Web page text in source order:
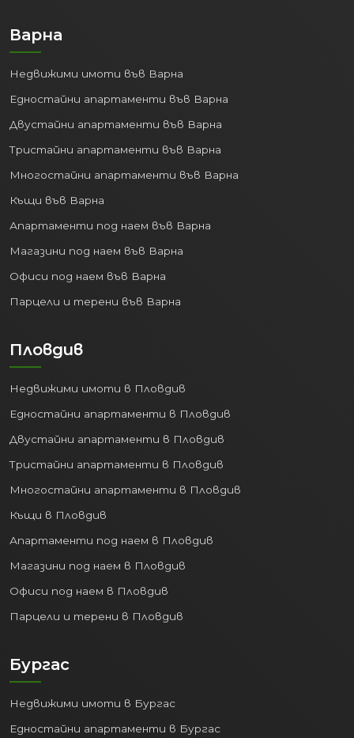
Варна
Недвижими имоти във Варна
Едностайни апартаменти във Варна
Двустайни апартаменти във Варна
Тристайни апартаменти във Варна
Многостайни апартаменти във Варна
Къщи във Варна
Апартаменти под наем във Варна
Магазини под наем във Варна
Офиси под наем във Варна
Парцели и терени във Варна
Пловдив
Недвижими имоти в Пловдив
Едностайни апартаменти в Пловдив
Двустайни апартаменти в Пловдив
Тристайни апартаменти в Пловдив
Многостайни апартаменти в Пловдив
Къщи в Пловдив
Апартаменти под наем в Пловдив
Магазини под наем в Пловдив
Офиси под наем в Пловдив
Парцели и терени в Пловдив
Бургас
Недвижими имоти в Бургас
Едностайни апартаменти в Бургас